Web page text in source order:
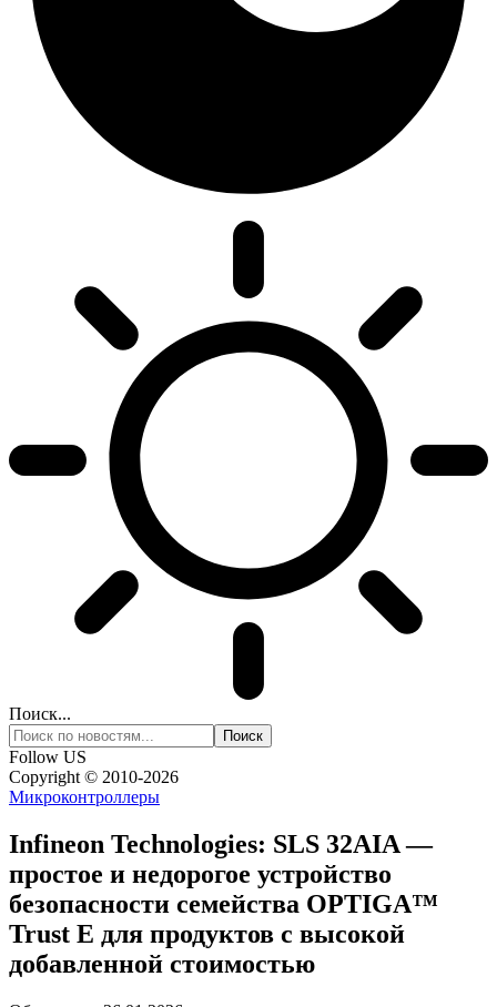
Поиск...
Follow US
Copyright © 2010-2026
Микроконтроллеры
Infineon Technologies: SLS 32AIA —
простое и недорогое устройство
безопасности семейства OPTIGA™
Trust E для продуктов с высокой
добавленной стоимостью